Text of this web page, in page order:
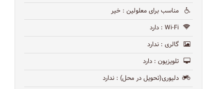
مناسب برای معلولین : خیر
Wi-Fi : دارد
گالری : ندارد
تلویزیون : دارد
دلیوری(تحویل در محل) : ندارد